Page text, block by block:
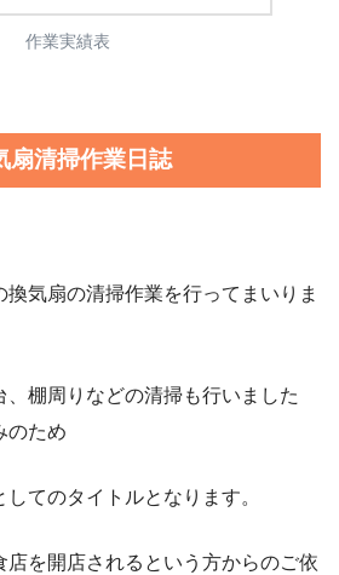
作業実績表
扇清掃作業日誌
気扇の清掃作業を行ってまいりま
棚周りなどの清掃も行いました
のため
てのタイトルとなります。
店を開店されるという方からのご依